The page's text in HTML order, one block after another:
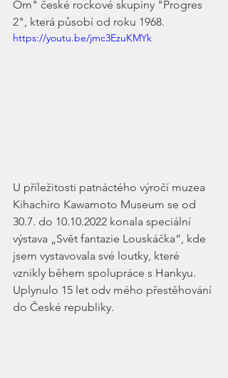
Óm" české rockové skupiny "Progres
2", která působí od roku 1968.
https://youtu.be/jmc3EzuKMYk
U příležitosti patnáctého výročí muzea
Kihachiro Kawamoto Museum se od
30.7. do 10.10.2022 konala speciální
výstava „Svět fantazie Louskáčka“, kde
jsem vystavovala své loutky, které
vznikly během spolupráce s Hankyu.
Uplynulo 15 let odv mého přestěhování
do České republiky.